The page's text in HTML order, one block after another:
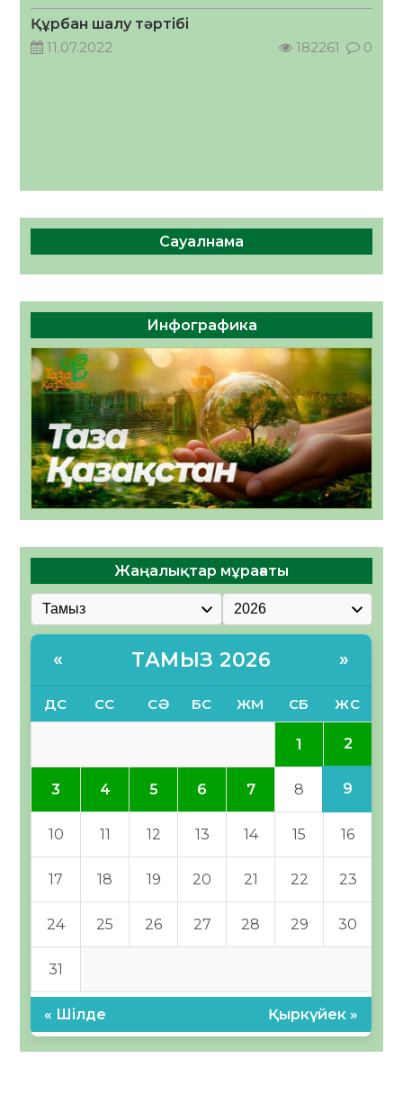
05.08.2026
57 0
Құрбан шалу тәртібі
11.07.2022
182261 0
Сауалнама
Инфографика
Жаңалықтар мұрағаты
« ТАМЫЗ 2026 »
ДС СС СӘ БС ЖМ СБ ЖС
1 2
3 4 5 6 7 8 9
10 11 12 13 14 15 16
17 18 19 20 21 22 23
24 25 26 27 28 29 30
31
« Шілде Қыркүйек »